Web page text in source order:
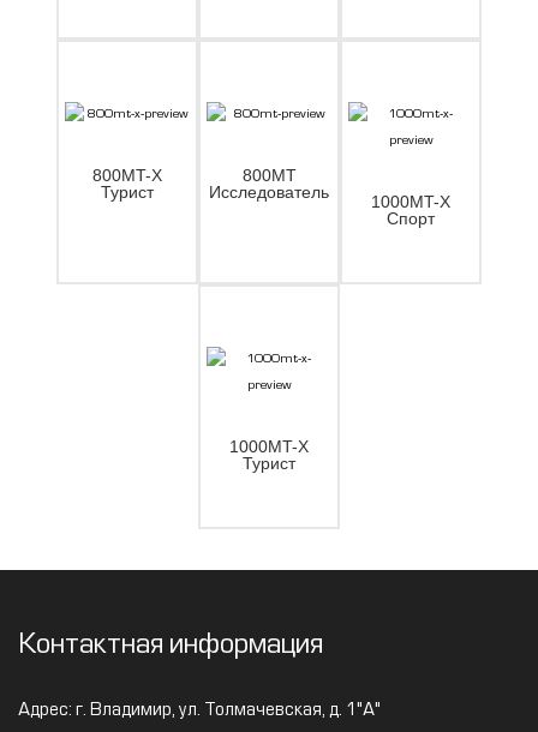
800MT-X
Турист
800MT
Исследователь
1000MT-X
Спорт
1000MT-X
Турист
Контактная информация
Адрес: г. Владимир, ул. Толмачевская, д. 1"А"